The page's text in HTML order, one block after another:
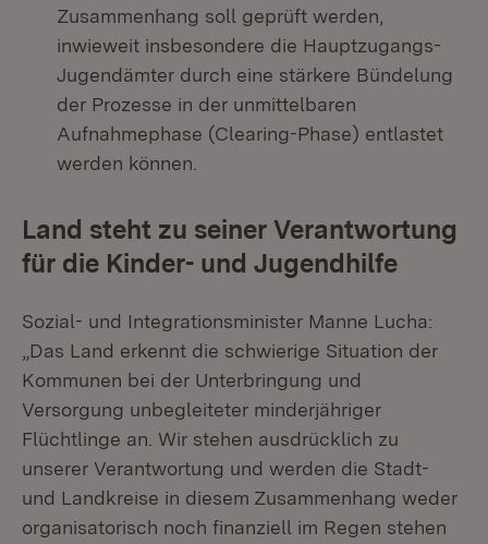
Zusammenhang soll geprüft werden,
inwieweit insbesondere die Hauptzugangs-
Jugendämter durch eine stärkere Bündelung
der Prozesse in der unmittelbaren
Aufnahmephase (Clearing-Phase) entlastet
werden können.
Land steht zu seiner Verantwortung
für die Kinder- und Jugendhilfe
Sozial- und Integrationsminister Manne Lucha:
„Das Land erkennt die schwierige Situation der
Kommunen bei der Unterbringung und
Versorgung unbegleiteter minderjähriger
Flüchtlinge an. Wir stehen ausdrücklich zu
unserer Verantwortung und werden die Stadt-
und Landkreise in diesem Zusammenhang weder
organisatorisch noch finanziell im Regen stehen